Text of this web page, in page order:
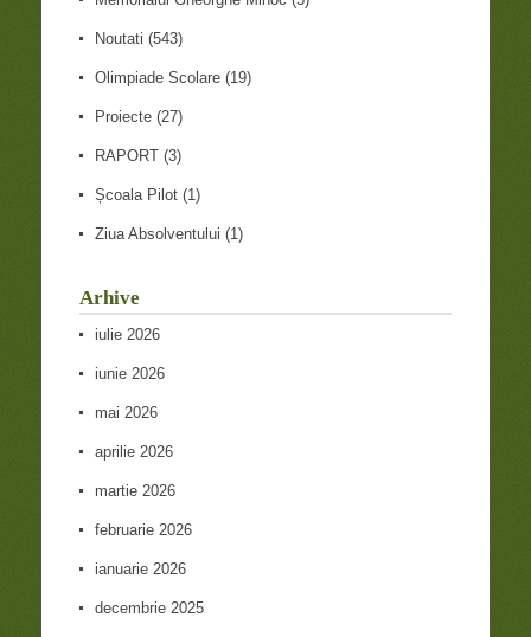
Noutati (543)
Olimpiade Scolare (19)
Proiecte (27)
RAPORT (3)
Școala Pilot (1)
Ziua Absolventului (1)
Arhive
iulie 2026
iunie 2026
mai 2026
aprilie 2026
martie 2026
februarie 2026
ianuarie 2026
decembrie 2025